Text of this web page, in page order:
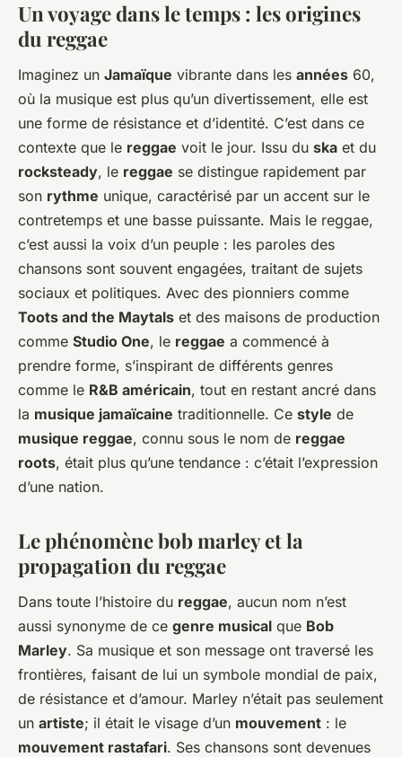
Un voyage dans le temps : les origines
du reggae
Imaginez un Jamaïque vibrante dans les années 60,
où la musique est plus qu’un divertissement, elle est
une forme de résistance et d’identité. C’est dans ce
contexte que le reggae voit le jour. Issu du ska et du
rocksteady, le reggae se distingue rapidement par
son rythme unique, caractérisé par un accent sur le
contretemps et une basse puissante. Mais le reggae,
c’est aussi la voix d’un peuple : les paroles des
chansons sont souvent engagées, traitant de sujets
sociaux et politiques. Avec des pionniers comme
Toots and the Maytals et des maisons de production
comme Studio One, le reggae a commencé à
prendre forme, s’inspirant de différents genres
comme le R&B américain, tout en restant ancré dans
la musique jamaïcaine traditionnelle. Ce style de
musique reggae, connu sous le nom de reggae
roots, était plus qu’une tendance : c’était l’expression
d’une nation.
Le phénomène bob marley et la
propagation du reggae
Dans toute l’histoire du reggae, aucun nom n’est
aussi synonyme de ce genre musical que Bob
Marley. Sa musique et son message ont traversé les
frontières, faisant de lui un symbole mondial de paix,
de résistance et d’amour. Marley n’était pas seulement
un artiste; il était le visage d’un mouvement : le
mouvement rastafari. Ses chansons sont devenues